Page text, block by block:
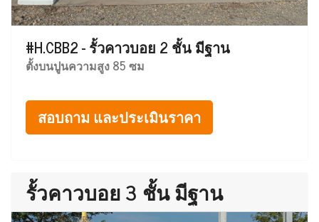
#H.CBB2 - รั้วคาวบอย 2 ชั้น มีฐาน
ตั้งบนปูนความสูง 85 ซม
สอบถาม และประเมินราคา
รั้วคาวบอย 3 ชั้น มีฐาน